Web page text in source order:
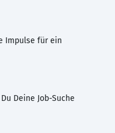
Impulse für ein
Deine Job-Suche